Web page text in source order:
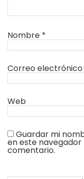
Nombre *
Correo electrónico
Web
Guardar mi
en este navegador
comentario.